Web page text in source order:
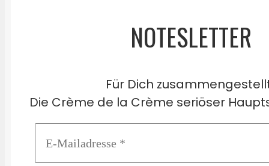
NOTESLETTER
Für Dich
Die Crème de la Crème seriöser